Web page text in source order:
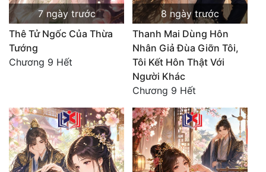
7 ngày trước
Thê Tử Ngốc Của Thừa
Tướng
Chương 9 Hết
8 ngày trước
Thanh Mai Dùng Hôn
Nhân Giả Đùa Giỡn Tôi,
Tôi Kết Hôn Thật Với
Người Khác
Chương 9 Hết